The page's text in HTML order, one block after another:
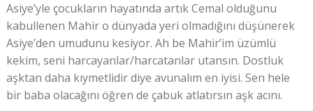
Asiye’yle çocukların hayatında artık Cemal olduğunu
kabullenen Mahir o dünyada yeri olmadığını düşünerek
Asiye’den umudunu kesiyor. Ah be Mahir’im üzümlü
kekim, seni harcayanlar/harcatanlar utansın. Dostluk
aşktan daha kıymetlidir diye avunalım en iyisi. Sen hele
bir baba olacağını öğren de çabuk atlatırsın aşk acını.